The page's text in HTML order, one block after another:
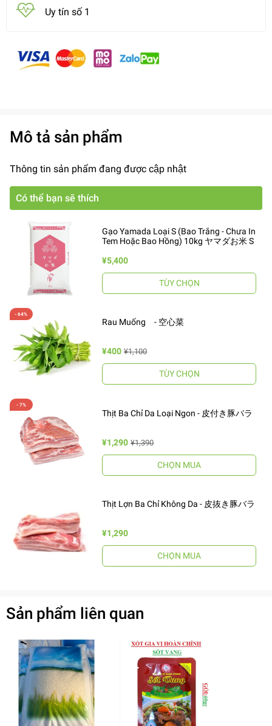
Uy tín số 1
Mô tả sản phẩm
Thông tin sản phẩm đang được cập nhật
Có thể bạn sẽ thích
Gạo Yamada Loại S (Bao Trắng - Chưa In
Tem Hoặc Bao Hồng) 10kg ヤマダお米 S
¥5,400
TÙY CHỌN
Rau Muống - 空心菜
¥400 ¥1,100
TÙY CHỌN
Thịt Ba Chỉ Da Loại Ngon - 皮付き豚バラ
¥1,290 ¥1,390
CHỌN MUA
Thịt Lợn Ba Chỉ Không Da - 皮抜き豚バラ
¥1,290
CHỌN MUA
Sản phẩm liên quan